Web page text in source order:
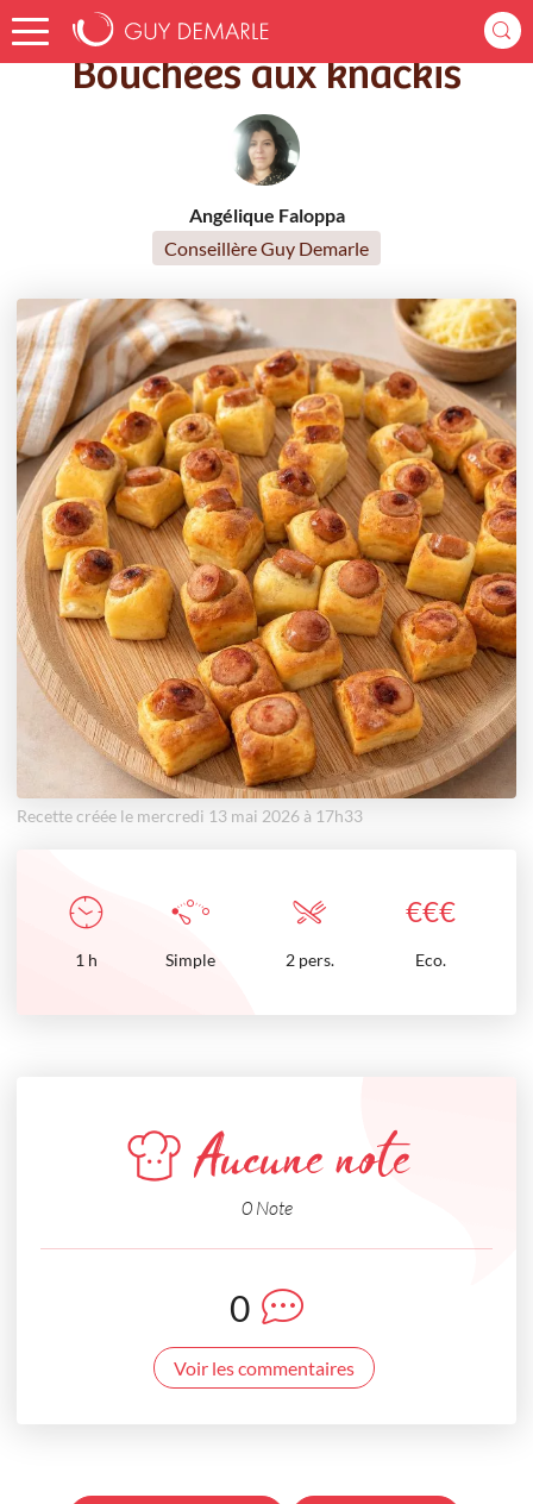
Accueil Recettes Bouchées aux knackis
Bouchées aux knackis
Angélique Faloppa
Conseillère Guy Demarle
Recette créée le mercredi 13 mai 2026 à 17h33
€€€
1 h Simple 2 pers. Eco.
Aucune note
0 Note
0
Voir les commentaires